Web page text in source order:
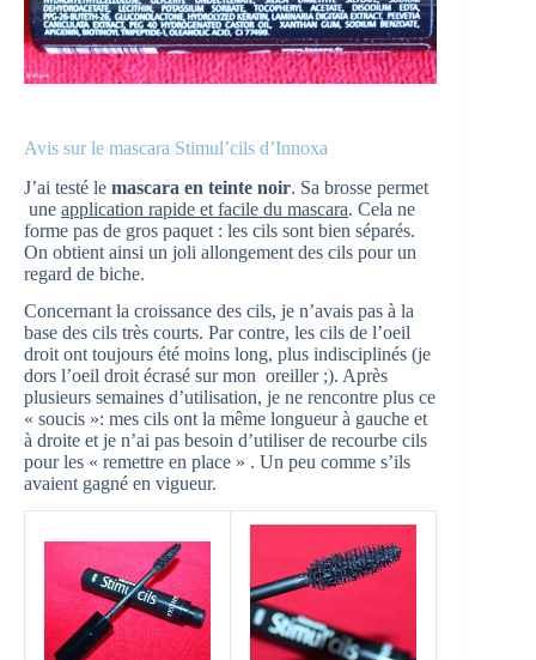
Avis sur le mascara Stimul’cils d’Innoxa
J’ai testé le mascara en teinte noir. Sa brosse permet
une application rapide et facile du mascara. Cela ne
forme pas de gros paquet : les cils sont bien séparés.
On obtient ainsi un joli allongement des cils pour un
regard de biche.
Concernant la croissance des cils, je n’avais pas à la
base des cils très courts. Par contre, les cils de l’oeil
droit ont toujours été moins long, plus indisciplinés (je
dors l’oeil droit écrasé sur mon oreiller ;). Après
plusieurs semaines d’utilisation, je ne rencontre plus ce
« soucis »: mes cils ont la même longueur à gauche et
à droite et je n’ai pas besoin d’utiliser de recourbe cils
pour les « remettre en place » . Un peu comme s’ils
avaient gagné en vigueur.